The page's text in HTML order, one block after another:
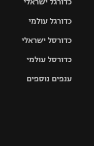
גביע הטוטו
כדורגל עולמי
האלופות
ליגה
כדורסל ישראלי
סל
כדורסל עולמי
ענפים נוספים